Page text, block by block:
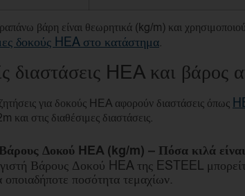
βάρη είναι θεωρητικά (kg/m) και
δοκούς HEA στο κατάστημα.
διαστάσεις HEA και βάρος
για δοκούς HEA αφορούν διαστάσεις όπως
και στις διαθέσιμες διαστάσεις.
Δοκού HEA (kg/m) – Πόσα κιλά
Βάρους Δοκού HEA της ESTEEL
ποσότητα τεμαχίων.